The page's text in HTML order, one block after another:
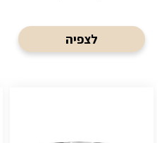
לצפיה